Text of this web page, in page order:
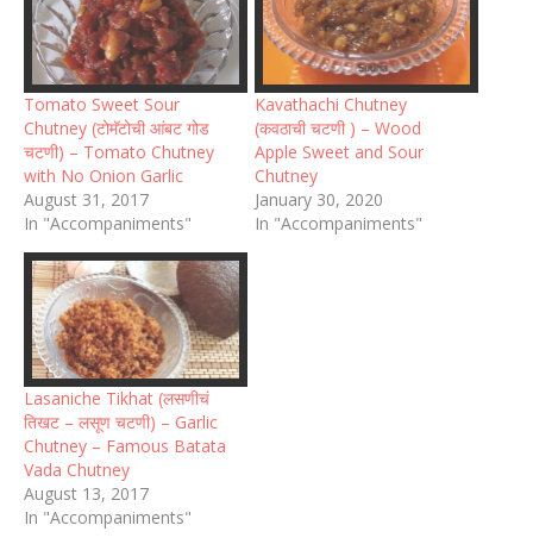
Tomato Sweet Sour
Chutney (टोमॅटोची आंबट गोड
चटणी) – Tomato Chutney
with No Onion Garlic
August 31, 2017
In "Accompaniments"
Kavathachi Chutney
(कवठाची चटणी ) – Wood
Apple Sweet and Sour
Chutney
January 30, 2020
In "Accompaniments"
Lasaniche Tikhat (लसणीचं
तिखट – लसूण चटणी) – Garlic
Chutney – Famous Batata
Vada Chutney
August 13, 2017
In "Accompaniments"